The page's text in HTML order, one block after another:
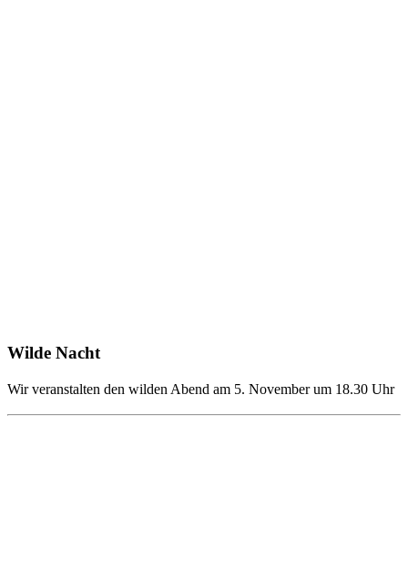
Wilde Nacht
Wir veranstalten den wilden Abend am 5. November um 18.30 Uhr